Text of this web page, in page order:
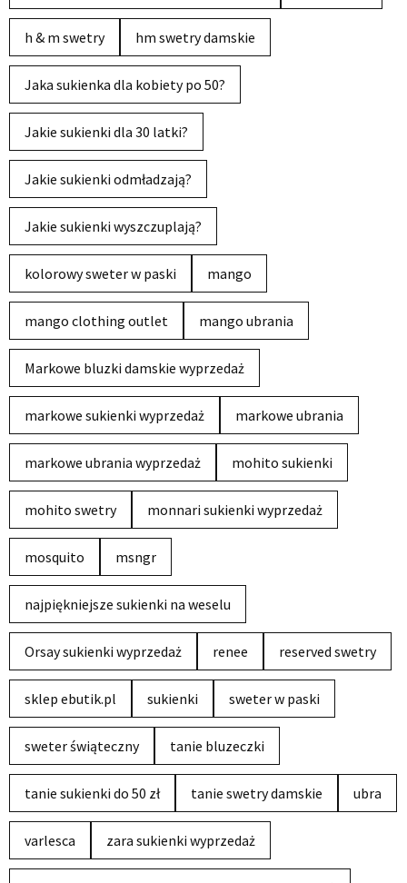
h & m swetry hm swetry damskie
Jaka sukienka dla kobiety po 50?
Jakie sukienki dla 30 latki?
Jakie sukienki odmładzają?
Jakie sukienki wyszczuplają?
kolorowy sweter w paski mango
mango clothing outlet mango ubrania
Markowe bluzki damskie wyprzedaż
markowe sukienki wyprzedaż markowe ubrania
markowe ubrania wyprzedaż mohito sukienki
mohito swetry monnari sukienki wyprzedaż
mosquito msngr
najpiękniejsze sukienki na weselu
Orsay sukienki wyprzedaż renee reserved swetry
sklep ebutik.pl sukienki sweter w paski
sweter świąteczny tanie bluzeczki
tanie sukienki do 50 zł tanie swetry damskie ubra
varlesca zara sukienki wyprzedaż